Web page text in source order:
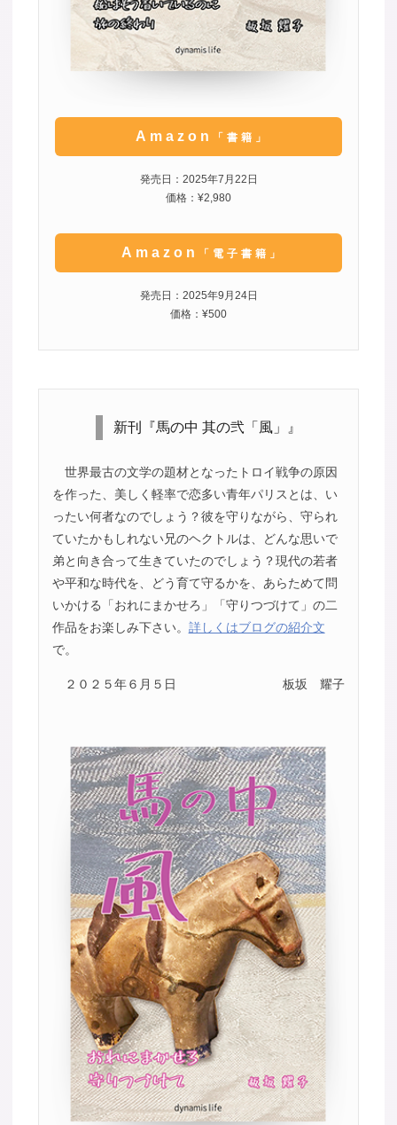
Amazon 「書籍」
発売日：2025年7月22日
価格：¥2,980
Amazon 「電子書籍」
発売日：2025年9月24日
価格：¥500
新刊『馬の中 其の弐「風」』
世界最古の文学の題材となったトロイ戦争の原因
を作った、美しく軽率で恋多い青年パリスとは、い
ったい何者なのでしょう？彼を守りながら、守られ
ていたかもしれない兄のヘクトルは、どんな思いで
弟と向き合って生きていたのでしょう？現代の若者
や平和な時代を、どう育て守るかを、あらためて問
いかける「おれにまかせろ」「守りつづけて」の二
作品をお楽しみ下さい。 詳しくはブログの紹介文
で。
２０２５年６月５日 板坂 耀子